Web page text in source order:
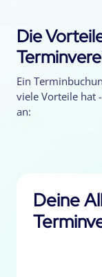
Die
Ein
viele Vorteile hat
an:
Deine